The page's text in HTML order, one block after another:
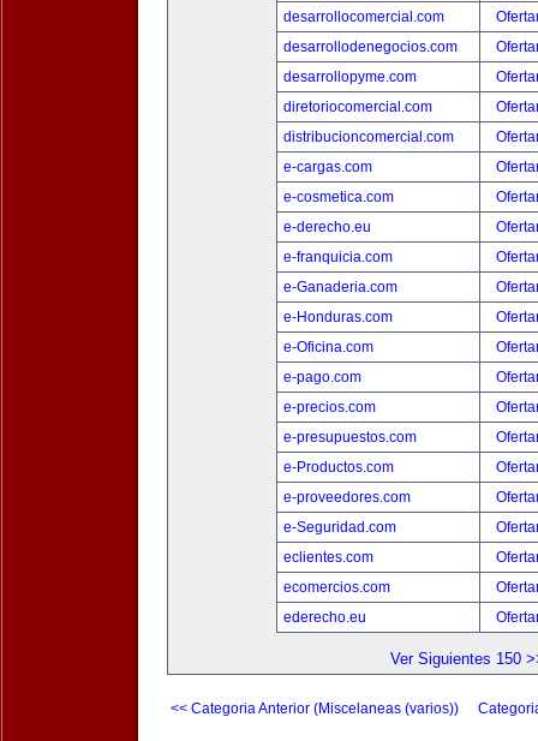
desarrollocomercial.com
desarrollodenegocios.com
desarrollopyme.com
diretoriocomercial.com
distribucioncomercial.com
e-cargas.com
e-cosmetica.com
e-derecho.eu
e-franquicia.com
e-Ganaderia.com
e-Honduras.com
e-Oficina.com
e-pago.com
e-precios.com
e-presupuestos.com
e-Productos.com
e-proveedores.com
e-Seguridad.com
eclientes.com
ecomercios.com
ederecho.eu
Ver Siguientes 150
<< Categoria Anterior (Miscelaneas (varios))